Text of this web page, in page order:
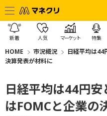
新着 人気 マーケット 特集
HOME 市況概況
日経平均は
決算発表が材料に
日経平均は44円
はFOMCと企業の